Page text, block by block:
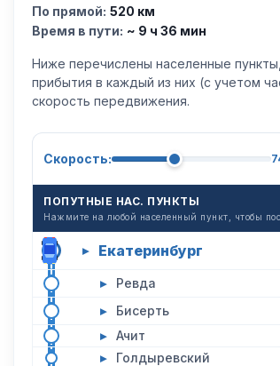
По прямой: 520 км
Время в пути: ~ 9 ч 36 мин
Ниже перечислены населенные
прибытия в каждый из них (с учетом
скорость передвижения.
Скорость:
ПОПУТНЫЕ НАС. ПУНКТЫ
Нажмите на любой населенный пункт, чтобы
▸ Екатеринбург
▸ Ревда
▸ Бисерть
▸ Ачит
▸ Голдыревский